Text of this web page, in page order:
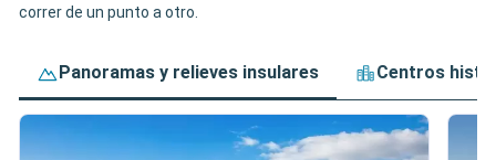
correr de un punto a otro.
Panoramas y relieves insulares Centros